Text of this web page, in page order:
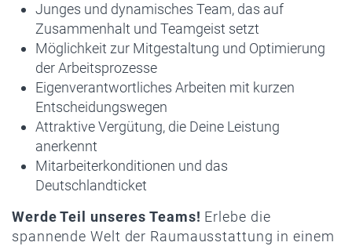
Junges und dynamisches Team, das auf
Zusammenhalt und Teamgeist setzt
Möglichkeit zur Mitgestaltung und Optimierung
der Arbeitsprozesse
Eigenverantwortliches Arbeiten mit kurzen
Entscheidungswegen
Attraktive Vergütung, die Deine Leistung
anerkennt
Mitarbeiterkonditionen und das
Deutschlandticket
Werde Teil unseres Teams! Erlebe die
spannende Welt der Raumausstattung in einem